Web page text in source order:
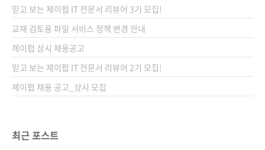
믿고 보는 제이펍 IT 전문서 리뷰어 3기 모집!
교재 검토용 파일 서비스 정책 변경 안내
제이펍 상시 채용공고
믿고 보는 제이펍 IT 전문서 리뷰어 2기 모집!
제이펍 채용 공고_상시 모집
최근 포스트